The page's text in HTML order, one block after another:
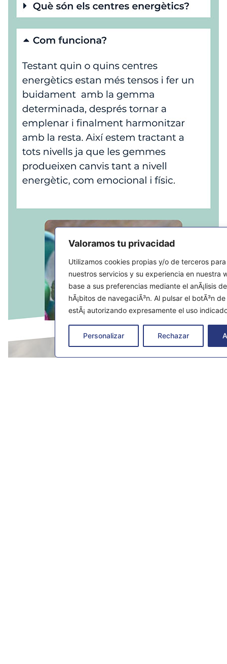
Valoramos tu privacidad
Utilizamos cookies propias y/o de terceros
nuestros servicios y su experiencia en nuestra
base a sus preferencias mediante el anÃ¡lisis
hÃ¡bitos de navegaciÃ³n. Al pulsar el botÃ³n
estÃ¡ autorizando expresamente el uso
Personalizar Rechazar